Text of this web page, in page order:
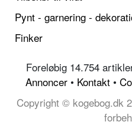
Pynt - garnering -
Finker
Foreløbig 14.754
Annoncer • Kontakt •
Copyright © kogebog.dk